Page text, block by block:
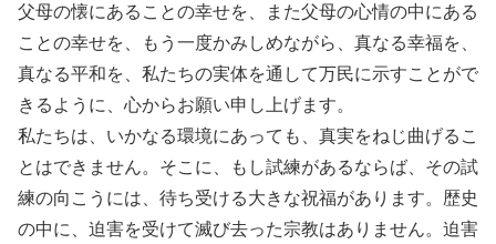
父母の懐にあることの幸せを、また父母の心情の中にある
ことの幸せを、もう一度かみしめながら、真なる幸福を、
真なる平和を、私たちの実体を通して万民に示すことがで
きるように、心からお願い申し上げます。
私たちは、いかなる環境にあっても、真実をねじ曲げるこ
とはできません。そこに、もし試練があるならば、その試
練の向こうには、待ち受ける大きな祝福があります。歴史
の中に、迫害を受けて滅び去った宗教はありません。迫害